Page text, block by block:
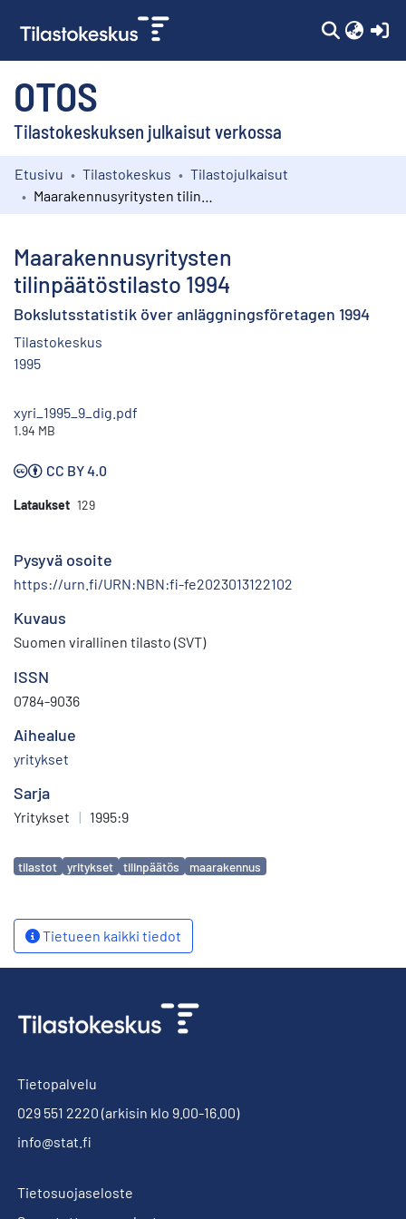
OTOS
Tilastokeskuksen julkaisut verkossa
Kokoelmat
Etusivu Tilastokeskus
Tilastojulkaisut
Maarakennusyritysten
tilinpäätöstilasto 1994
Bokslutsstatistik över anläggningsföretagen 1994
Tilastokeskus
1995
xyri_1995_9_dig.pdf
1.94 MB
CC BY 4.0
Lataukset 129
Pysyvä osoite
https://urn.fi/URN:NBN:fi-fe2023013122102
Kuvaus
Suomen virallinen tilasto (SVT)
ISSN
0784-9036
Aihealue
yritykset
Sarja
Yritykset | 1995:9
Avainsanat
tilastot yritykset tilinpäätös maarakennus
Tietueen kaikki tiedot
Tietopalvelu
029 551 2220 (arkisin klo 9.00-16.00)
info@stat.fi
Tietosuojaseloste